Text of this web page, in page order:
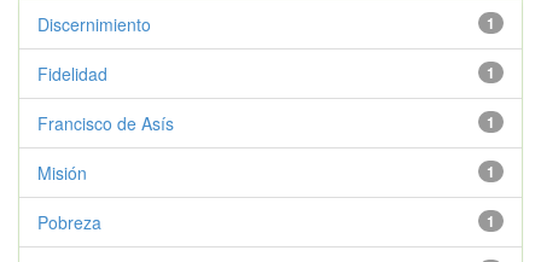
1
Discernimiento
1
Fidelidad
1
Francisco de Asís
1
Misión
1
Pobreza